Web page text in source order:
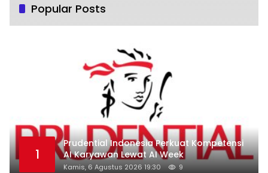
Popular Posts
1
Prudential Indonesia Perkuat Kompetensi
AI Karyawan Lewat AI Week
Kamis, 6 Agustus 2026 19:30 9